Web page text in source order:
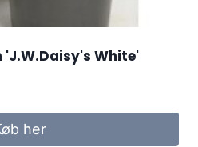
White'
her